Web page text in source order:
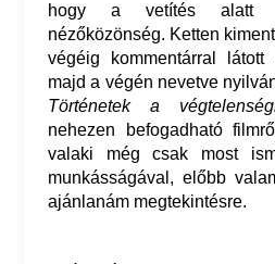
hogy a vetítés alatt
nézőközönség. Ketten
végéig kommentárral
majd a végén nevetve
Történetek a
nehezen befogadható
valaki még csak most
munkásságával, előbb
ajánlanám megtekintésre.